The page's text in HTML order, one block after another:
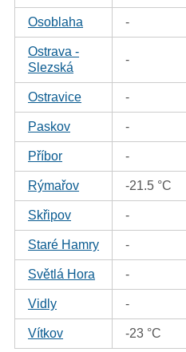
Osoblaha -
Ostrava -
Slezská
-
Ostravice -
Paskov -
Příbor -
Rýmařov -21.5 °C
Skřipov -
Staré Hamry -
Světlá Hora -
Vidly -
Vítkov -23 °C